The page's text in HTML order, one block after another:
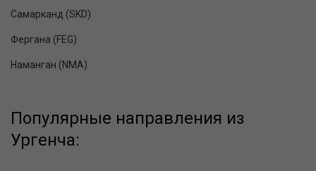
Самарканд (SKD)
Фергана (FEG)
Наманган (NMA)
Популярные направления из
Ургенча: